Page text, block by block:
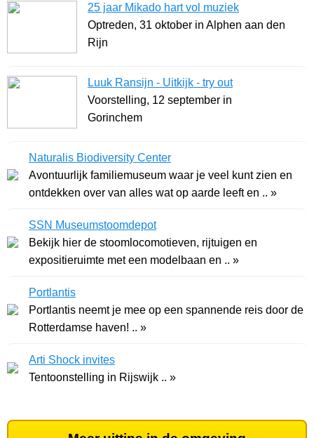
25 jaar Mikado hart vol muziek
Optreden, 31 oktober in Alphen aan den
Rijn
Luuk Ransijn - Uitkijk - try out
Voorstelling, 12 september in
Gorinchem
Naturalis Biodiversity Center
Avontuurlijk familiemuseum waar je veel kunt zien en
ontdekken over van alles wat op aarde leeft en .. »
SSN Museumstoomdepot
Bekijk hier de stoomlocomotieven, rijtuigen en
expositieruimte met een modelbaan en .. »
Portlantis
Portlantis neemt je mee op een spannende reis door de
Rotterdamse haven! .. »
Arti Shock invites
Tentoonstelling in Rijswijk .. »